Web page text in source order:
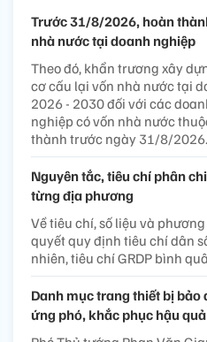
Trước 31/8/2026, hoàn
nhà nước tại doanh nghiệp
Theo đó, khẩn trương xây
cơ cấu lại vốn nhà nước tại
2026 - 2030 đối với các
nghiệp có vốn nhà nước
thành trước ngày 31/8/2026.
Nguyên tắc, tiêu chí phân
từng địa phương
Về tiêu chí, số liệu và
quyết quy định tiêu chí dân
nhiên, tiêu chí GRDP bình
Danh mục trang thiết bị bảo
ứng phó, khắc phục hậu